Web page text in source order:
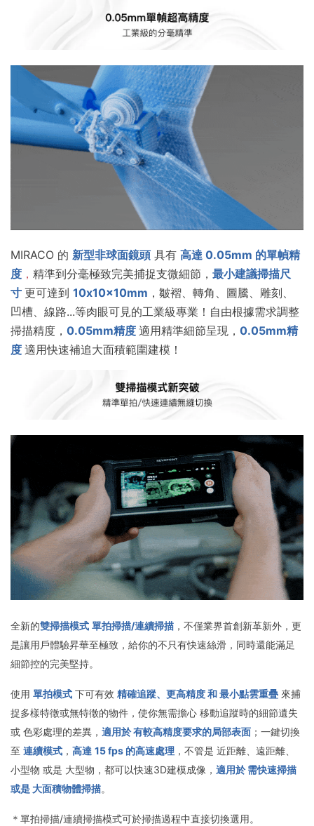
MIRACO 的 新型非球面鏡頭 具有 高達 0.05mm 的單幀精
度 ， 精準到分毫極致完美捕捉支微細節， 最小建議掃描尺
寸 更可達到 10x10x10mm ，皺褶、轉角、圖騰、雕刻、
凹槽、線路...等肉眼可見的工業級專業！自由根據需求調整
掃描精度， 0.05mm精度 適用精準細節呈現， 0.05mm精
度 適用快速補追大面積範圍建模！
全新的雙掃描模式 單拍掃描/連續掃描 ，不僅業界首創新革新外，更
是讓用戶體驗昇華至極致，給你的不只有快速絲滑，同時還能滿足
細節控的完美堅持。
使用 單拍模式 下可有效 精確追蹤、更高精度 和 最小點雲重疊 來捕
捉多樣特徵或無特徵的物件，使你無需擔心 移動追蹤時的細節遺失
或 色彩處理的差異， 適用於 有較高精度要求的局部表面 ；一鍵切換
至 連續模式 ， 高達 15 fps 的高速處理 ，不管是 近距離、遠距離、
小型物 或是 大型物，都可以快速3D建模成像， 適用於 需快速掃描
或是 大面積物體掃描。
＊單拍掃描/連續掃描模式可於掃描過程中直接切換選用。